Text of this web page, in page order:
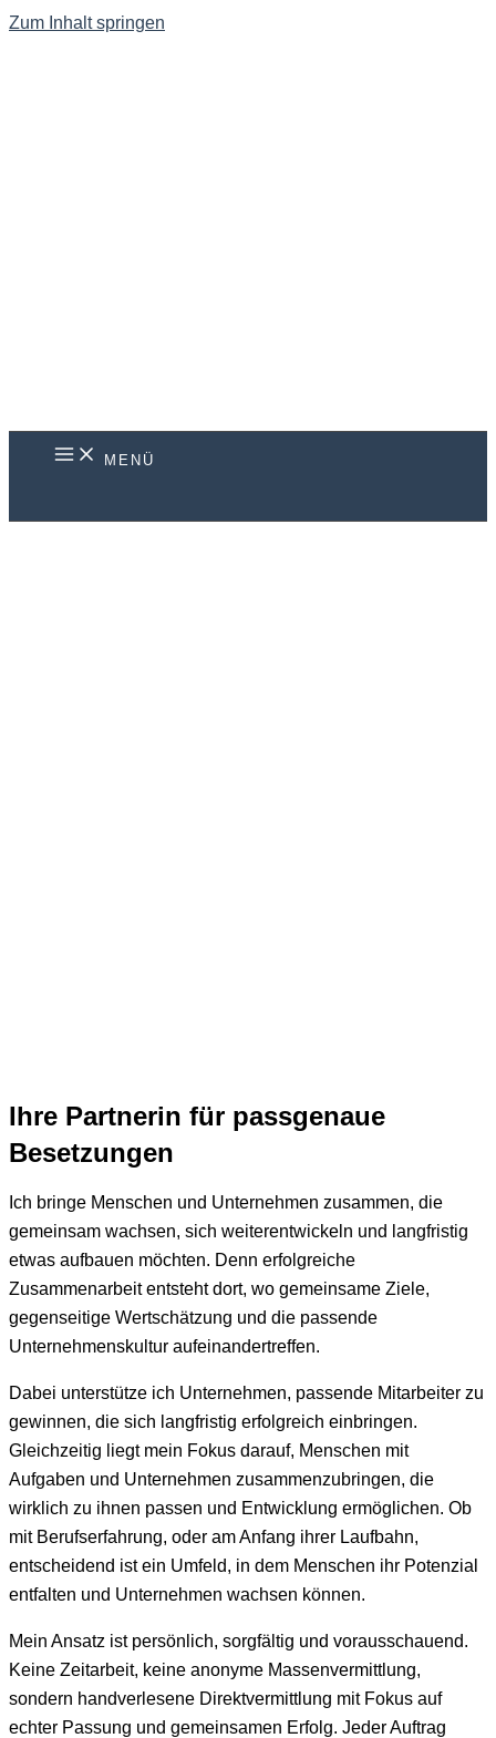
Zum Inhalt springen
MENÜ
Ihre Partnerin für passgenaue
Besetzungen
Ich bringe Menschen und Unternehmen zusammen, die
gemeinsam wachsen, sich weiterentwickeln und langfristig
etwas aufbauen möchten. Denn erfolgreiche
Zusammenarbeit entsteht dort, wo gemeinsame Ziele,
gegenseitige Wertschätzung und die passende
Unternehmenskultur aufeinandertreffen.
Dabei unterstütze ich Unternehmen, passende Mitarbeiter zu
gewinnen, die sich langfristig erfolgreich einbringen.
Gleichzeitig liegt mein Fokus darauf, Menschen mit
Aufgaben und Unternehmen zusammenzubringen, die
wirklich zu ihnen passen und Entwicklung ermöglichen. Ob
mit Berufserfahrung, oder am Anfang ihrer Laufbahn,
entscheidend ist ein Umfeld, in dem Menschen ihr Potenzial
entfalten und Unternehmen wachsen können.
Mein Ansatz ist persönlich, sorgfältig und vorausschauend.
Keine Zeitarbeit, keine anonyme Massenvermittlung,
sondern handverlesene Direktvermittlung mit Fokus auf
echter Passung und gemeinsamen Erfolg. Jeder Auftrag